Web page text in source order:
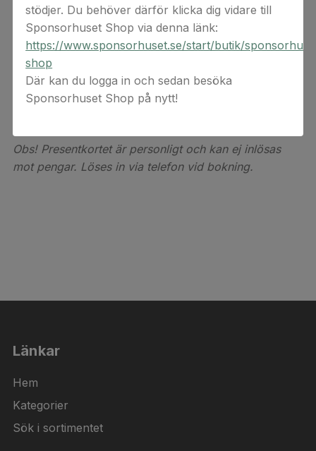
STS Alpresor är Nordens största fristående arrangör
av resor till Alperna med 45 000 resenärer årligen.
Är du sugen på en skidresa eller en vandring i
alperna så är STS Alpresor experten som du bör
vända dig till. De arrangerar skidresor till 23 skidorter i
Alperna och USA och vandring-sommarresor till Bad
Obs! Presentkortet är personligt och kan ej inlösas
mot pengar. Löses in via telefon vid bokning.
Länkar
Hem
Kategorier
Sök i sortimentet
stödjer. Du behöver därför klicka dig vidare till
Sponsorhuset Shop via denna länk:
https://www.sponsorhuset.se/start/butik/
shop
Där kan du logga in och sedan besöka
Sponsorhuset Shop på nytt!